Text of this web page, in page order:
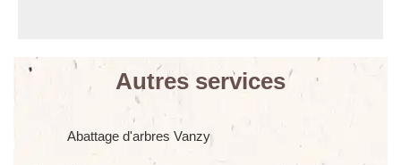
Autres services
Abattage d'arbres Vanzy